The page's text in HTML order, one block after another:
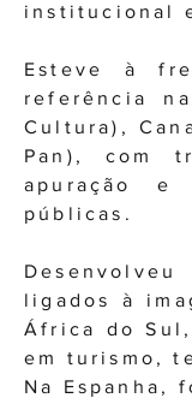
institucional
Esteve à
referência
Cultura),
Pan), com
apuração e
públicas.
ligados à
África do
em turismo,
Na Espanha,